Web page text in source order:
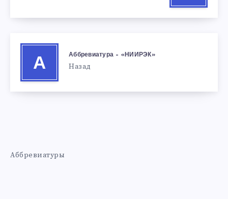
А
Аббревиатура – «НИИРЭК»
Назад
Аббревиатуры